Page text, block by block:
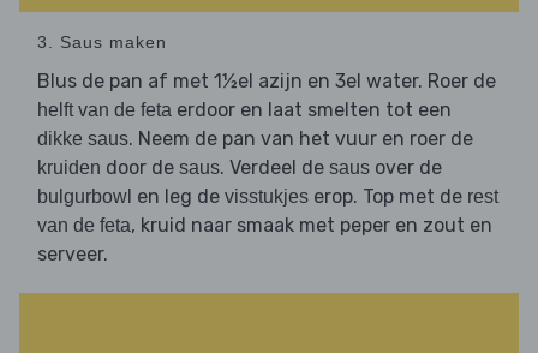
3. Saus maken
Blus de pan af met 1½el azijn en 3el water. Roer de
helft van de feta erdoor en laat smelten tot een
dikke saus. Neem de pan van het vuur en roer de
kruiden door de saus. Verdeel de saus over de
bulgurbowl en leg de visstukjes erop. Top met de rest
van de feta, kruid naar smaak met peper en zout en
serveer.